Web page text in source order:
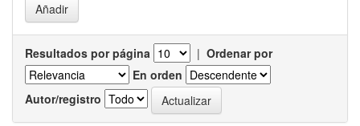
Resultados por página | Ordenar por
En orden
Autor/registro